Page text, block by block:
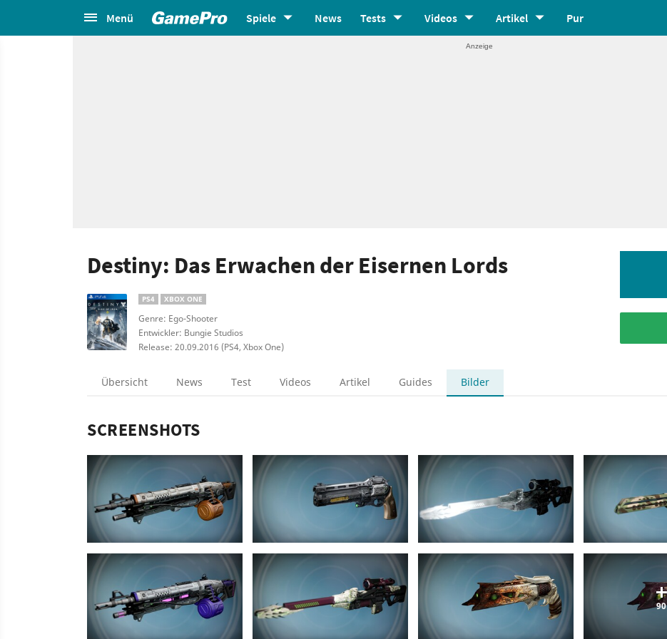
Menü Spiele News Tests Videos Artikel Pur
Destiny: Das Erwachen der Eisernen Lords
PS4 XBOX ONE
Genre: Ego-Shooter
Entwickler: Bungie Studios
Release: 20.09.2016 (PS4, Xbox One)
Übersicht News Test Videos Artikel Guides Bilder
SCREENSHOTS
90